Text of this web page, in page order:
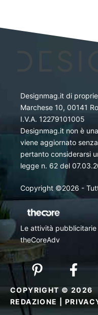
Designmag.it di
Marchese 10, 00141
I.V.A. 12279101005
Designmag.it non è
viene aggiornato
pertanto considerarsi
legge n. 62 del
Copyright ©2026 -
Le attività
theCoreAdv
COPYRIGHT © 2026
REDAZIONE